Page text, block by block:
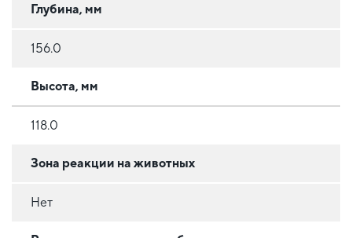
Глубина, мм
156.0
Высота, мм
118.0
Зона реакции на животных
Нет